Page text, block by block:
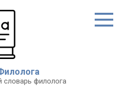
словарь филолога